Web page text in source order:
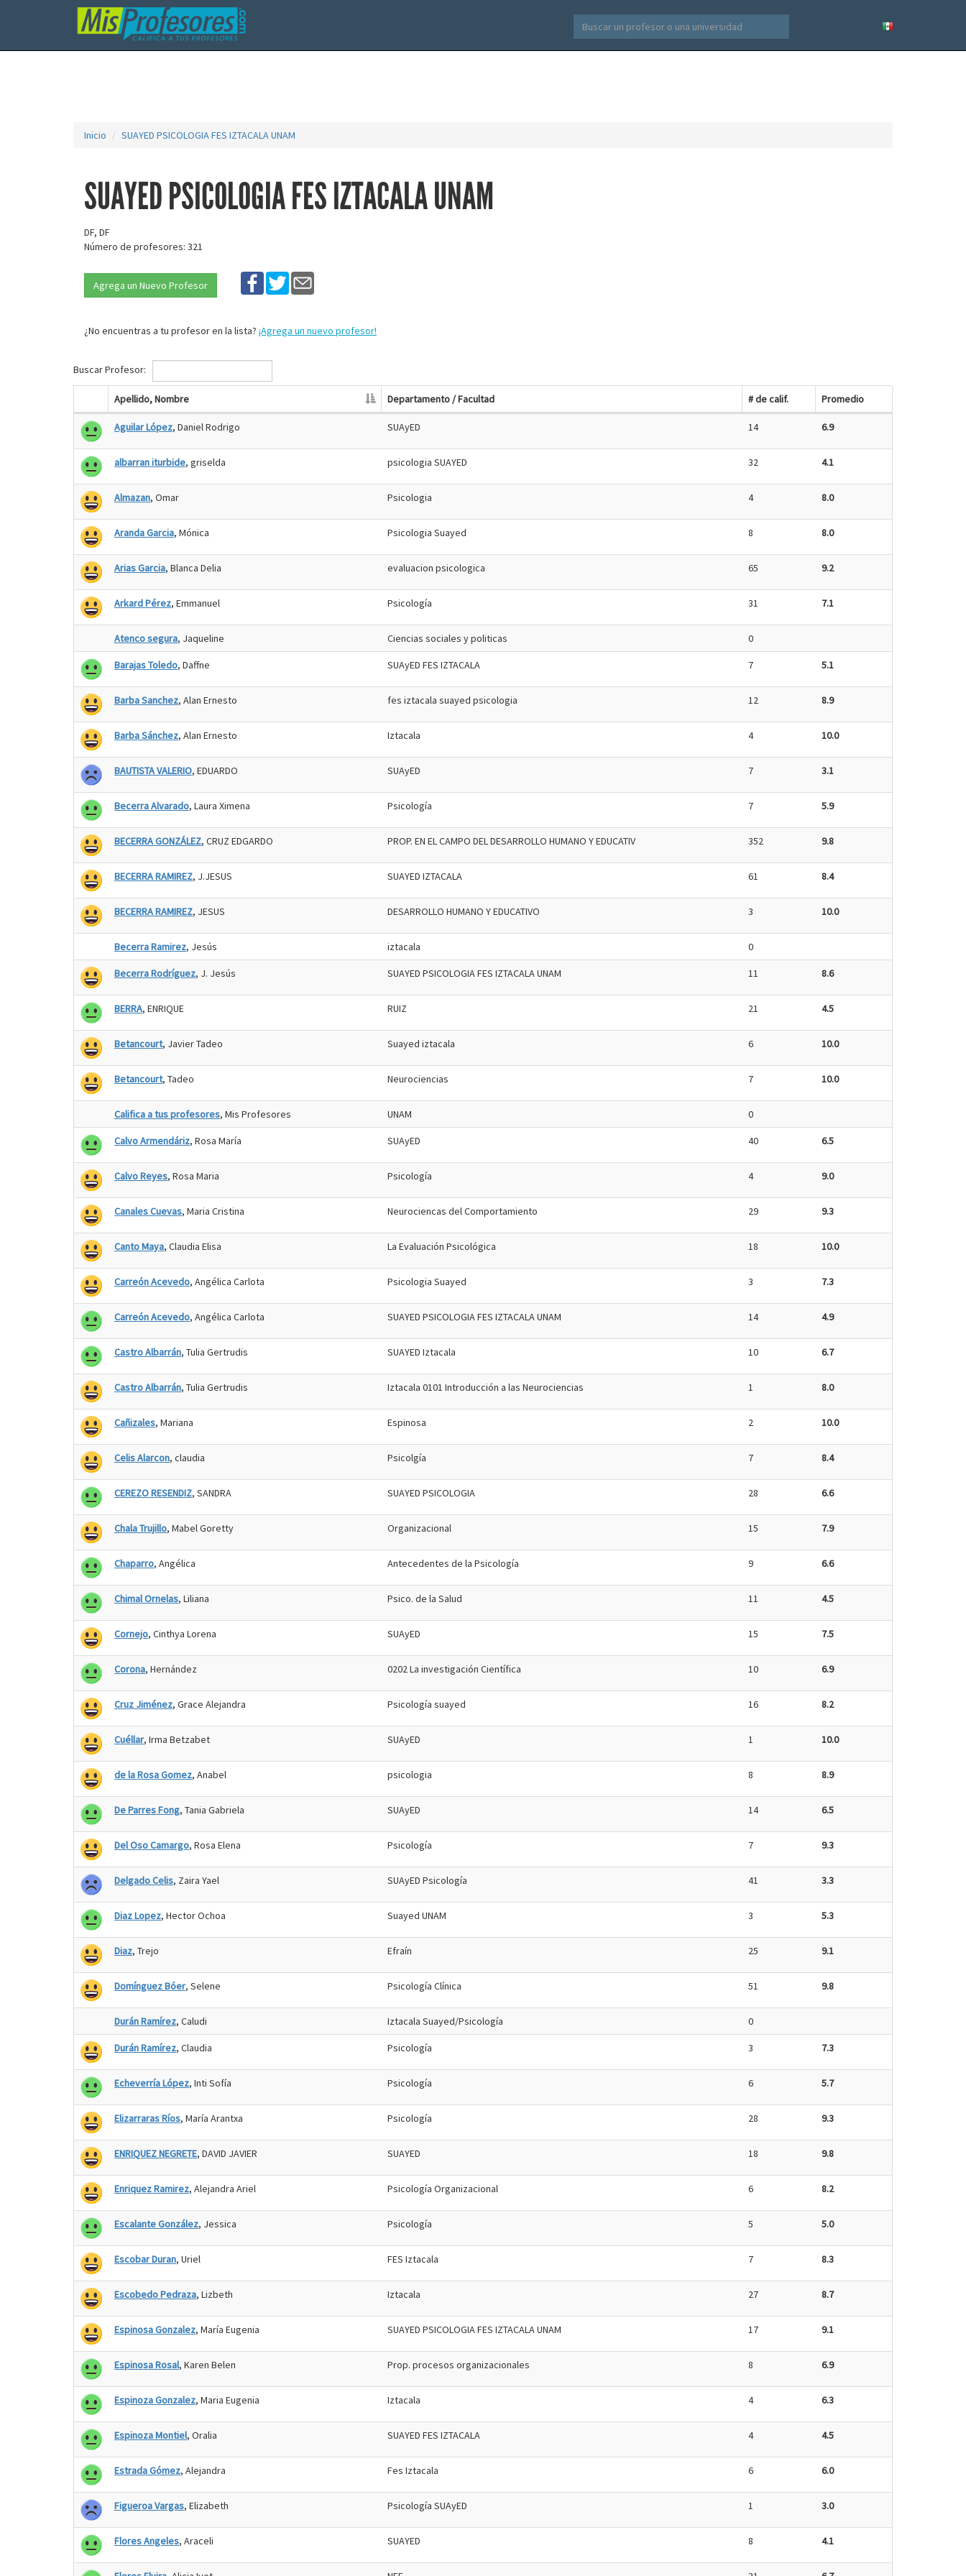
Inicio SUAYED PSICOLOGIA FES IZTACALA UNAM
SUAYED PSICOLOGIA FES IZTACALA UNAM
DF, DF
Número de profesores: 321
Agrega un Nuevo Profesor
¿No encuentras a tu profesor en la lista? ¡Agrega un nuevo profesor!
Buscar Profesor:
Apellido, Nombre Departamento / Facultad # de calif. Promedio
Aguilar López, Daniel Rodrigo SUAyED 14 6.9
albarran iturbide, griselda psicologia SUAYED 32 4.1
Almazan, Omar Psicologia 4 8.0
Aranda Garcia, Mónica Psicologia Suayed 8 8.0
Arias Garcia, Blanca Delia evaluacion psicologica 65 9.2
Arkard Pérez, Emmanuel Psicología 31 7.1
Atenco segura, Jaqueline Ciencias sociales y politicas 0
Barajas Toledo, Daffne SUAyED FES IZTACALA 7 5.1
Barba Sanchez, Alan Ernesto fes iztacala suayed psicologia 12 8.9
Barba Sánchez, Alan Ernesto Iztacala 4 10.0
BAUTISTA VALERIO, EDUARDO SUAyED 7 3.1
Becerra Alvarado, Laura Ximena Psicología 7 5.9
BECERRA GONZÁLEZ, CRUZ EDGARDO PROP. EN EL CAMPO DEL DESARROLLO HUMANO Y EDUCATIV 352 9.8
BECERRA RAMIREZ, J.JESUS SUAYED IZTACALA 61 8.4
BECERRA RAMIREZ, JESUS DESARROLLO HUMANO Y EDUCATIVO 3 10.0
Becerra Ramirez, Jesús iztacala 0
Becerra Rodríguez, J. Jesús SUAYED PSICOLOGIA FES IZTACALA UNAM 11 8.6
BERRA, ENRIQUE RUIZ 21 4.5
Betancourt, Javier Tadeo Suayed iztacala 6 10.0
Betancourt, Tadeo Neurociencias 7 10.0
Califica a tus profesores, Mis Profesores UNAM 0
Calvo Armendáriz, Rosa María SUAyED 40 6.5
Calvo Reyes, Rosa Maria Psicología 4 9.0
Canales Cuevas, Maria Cristina Neurociencas del Comportamiento 29 9.3
Canto Maya, Claudia Elisa La Evaluación Psicológica 18 10.0
Carreón Acevedo, Angélica Carlota Psicologia Suayed 3 7.3
Carreón Acevedo, Angélica Carlota SUAYED PSICOLOGIA FES IZTACALA UNAM 14 4.9
Castro Albarrán, Tulia Gertrudis SUAYED Iztacala 10 6.7
Castro Albarrán, Tulia Gertrudis Iztacala 0101 Introducción a las Neurociencias 1 8.0
Cañizales, Mariana Espinosa 2 10.0
Celis Alarcon, claudia Psicolgía 7 8.4
CEREZO RESENDIZ, SANDRA SUAYED PSICOLOGIA 28 6.6
Chala Trujillo, Mabel Goretty Organizacional 15 7.9
Chaparro, Angélica Antecedentes de la Psicología 9 6.6
Chimal Ornelas, Liliana Psico. de la Salud 11 4.5
Cornejo, Cinthya Lorena SUAyED 15 7.5
Corona, Hernández 0202 La investigación Científica 10 6.9
Cruz Jiménez, Grace Alejandra Psicología suayed 16 8.2
Cuéllar, Irma Betzabet SUAyED 1 10.0
de la Rosa Gomez, Anabel psicologia 8 8.9
De Parres Fong, Tania Gabriela SUAyED 14 6.5
Del Oso Camargo, Rosa Elena Psicología 7 9.3
Delgado Celis, Zaira Yael SUAyED Psicología 41 3.3
Diaz Lopez, Hector Ochoa Suayed UNAM 3 5.3
Diaz, Trejo Efraín 25 9.1
Domínguez Bóer, Selene Psicología Clínica 51 9.8
Durán Ramírez, Caludi Iztacala Suayed/Psicología 0
Durán Ramírez, Claudia Psicología 3 7.3
Echeverría López, Inti Sofía Psicología 6 5.7
Elizarraras Ríos, María Arantxa Psicología 28 9.3
ENRIQUEZ NEGRETE, DAVID JAVIER SUAYED 18 9.8
Enriquez Ramirez, Alejandra Ariel Psicología Organizacional 6 8.2
Escalante González, Jessica Psicología 5 5.0
Escobar Duran, Uriel FES Iztacala 7 8.3
Escobedo Pedraza, Lizbeth Iztacala 27 8.7
Espinosa Gonzalez, María Eugenia SUAYED PSICOLOGIA FES IZTACALA UNAM 17 9.1
Espinosa Rosal, Karen Belen Prop. procesos organizacionales 8 6.9
Espinoza Gonzalez, Maria Eugenia Iztacala 4 6.3
Espinoza Montiel, Oralia SUAYED FES IZTACALA 4 4.5
Estrada Gómez, Alejandra Fes Iztacala 6 6.0
Figueroa Vargas, Elizabeth Psicología SUAyED 1 3.0
Flores Angeles, Araceli SUAYED 8 4.1